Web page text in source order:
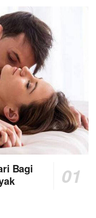
Bagi